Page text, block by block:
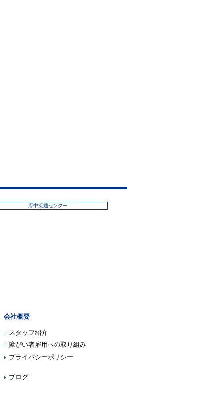
府中流通センター
会社概要
スタッフ紹介
障がい者雇用への取り組み
プライバシーポリシー
ブログ